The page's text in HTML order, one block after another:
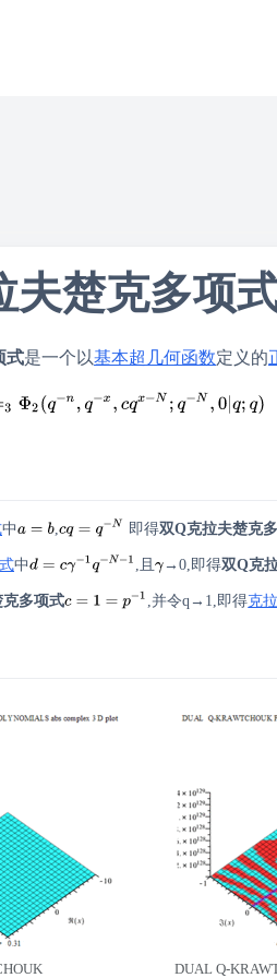
夫楚克多项
式是一个以基本超几何函数定义的
中 , 即得双Q克拉夫楚克
中 ,且 →0,即得双Q克
多项式 ,并令q→1,即得克
DUAL Q-